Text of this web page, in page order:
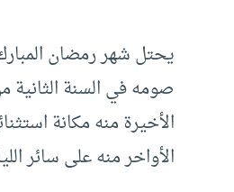
يحتل شهر رمضان
صومه في السنة الثانية
الأخيرة منه مكانة
الأواخر منه على سائر